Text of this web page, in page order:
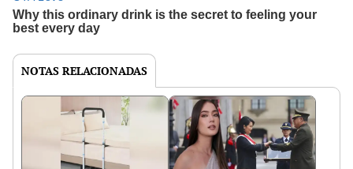
NOTAS RELACIONADAS